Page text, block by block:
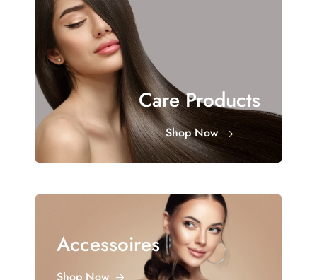
Care Products
Shop Now
Accessoires
Shop Now